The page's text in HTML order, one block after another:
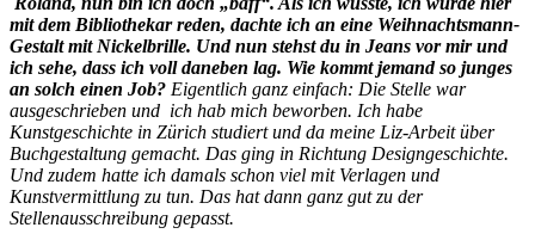
mit dem Bibliothekar reden, dachte ich an eine Weihnachtsmann-
Gestalt mit Nickelbrille. Und nun stehst du in Jeans vor mir und
ich sehe, dass ich voll daneben lag. Wie kommt jemand so junges
an solch einen Job? Eigentlich ganz einfach: Die Stelle war
ausgeschrieben und ich hab mich beworben. Ich habe
Kunstgeschichte in Zürich studiert und da meine Liz-Arbeit über
Buchgestaltung gemacht. Das ging in Richtung Designgeschichte.
Und zudem hatte ich damals schon viel mit Verlagen und
Kunstvermittlung zu tun. Das hat dann ganz gut zu der
Stellenausschreibung gepasst.